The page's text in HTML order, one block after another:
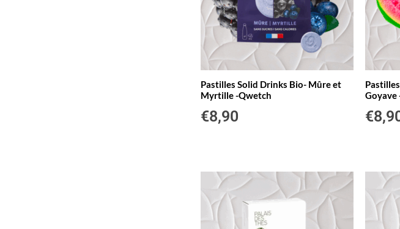
Pastilles Solid Drinks Bio- Mûre et
Myrtille -Qwetch
€8,90
Goyave
€